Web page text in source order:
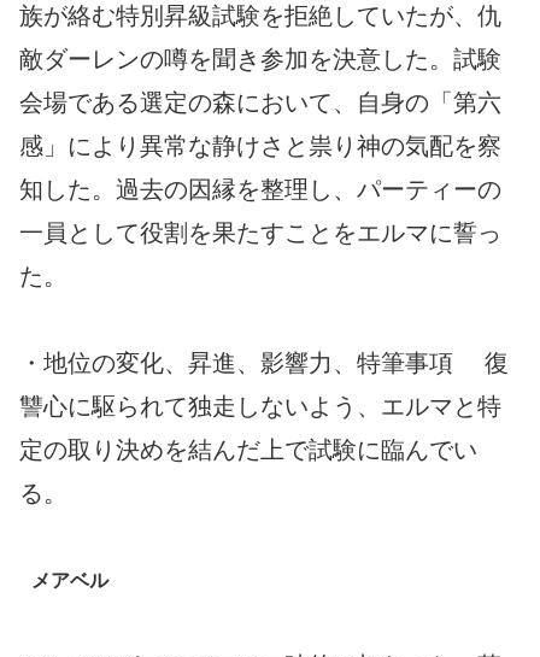
族が絡む特別昇級試験を拒絶していたが、仇
敵ダーレンの噂を聞き参加を決意した。試験
会場である選定の森において、自身の「第六
感」により異常な静けさと祟り神の気配を察
知した。過去の因縁を整理し、パーティーの
一員として役割を果たすことをエルマに誓っ
た。
・地位の変化、昇進、影響力、特筆事項 復
讐心に駆られて独走しないよう、エルマと特
定の取り決めを結んだ上で試験に臨んでい
る。
メアベル